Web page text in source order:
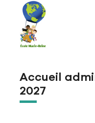
Aller à la navigation
Aller au contenu principal
Passer au pied de page
Accueil
2027